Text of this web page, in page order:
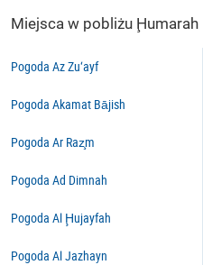
Miejsca w pobliżu Ḩumarah
Pogoda Az Zu‘ayf
Pogoda Akamat Bājish
Pogoda Ar Raz̧m
Pogoda Ad Dimnah
Pogoda Al Ḩujayfah
Pogoda Al Jazhayn